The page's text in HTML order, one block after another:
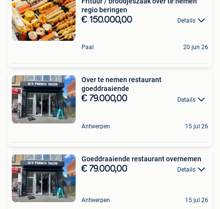
regio beringen
€ 150.000,00 Details
Paal 20 jun 26
Over te nemen restaurant
goeddraaiende
€ 79.000,00 Details
Antwerpen 15 jul 26
Goeddraaiende restaurant overnemen
€ 79.000,00 Details
Antwerpen 15 jul 26